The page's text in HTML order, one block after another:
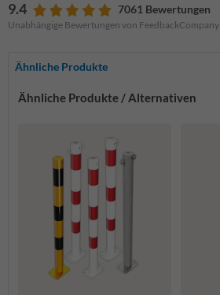
9.4 7061 Bewertungen
Unabhängige Bewertungen von FeedbackCompany
Ähnliche Produkte
Ähnliche Produkte / Alternativen